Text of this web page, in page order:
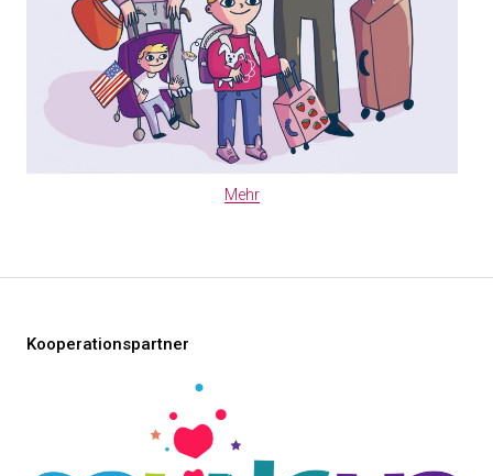
Mehr
Kooperationspartner